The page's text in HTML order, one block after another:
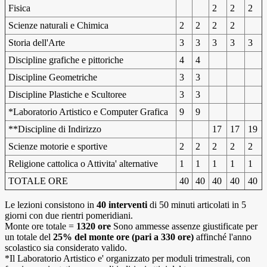
Fisica 2 2
2
Scienze naturali e Chimica
2 2 2
2
Storia dell'Arte
3 3 3 3
3
Discipline grafiche e pittoriche
4
4
Discipline Geometriche
3
3
Discipline Plastiche e Scultoree
3
3
*Laboratorio Artistico e Computer Grafica
9
9
**Discipline di Indirizzo
17 17
19
Scienze motorie e sportive
2 2 2 2
2
Religione cattolica o Attivita' alternative
1 1 1 1
1
TOTALE ORE
40 40 40 40 40
Le lezioni consistono in 40 interventi di 50 minuti articolati in 5
giorni con due rientri pomeridiani.
Monte ore totale = 1320 ore Sono ammesse assenze giustificate per
un totale del 25% del monte ore (pari a 330 ore) affinché l'anno
scolastico sia considerato valido.
*Il Laboratorio Artistico e' organizzato per moduli trimestrali, con